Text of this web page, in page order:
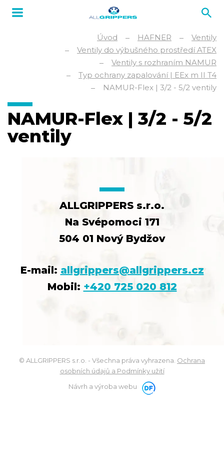
Úvod HAFNER
Ventily
Ventily do výbušného prostředí ATEX
Ventily s rozhraním NAMUR
Typ ochrany zapalování | EEx m II T4
NAMUR-Flex | 3/2 - 5/2 ventily
NAMUR-Flex | 3/2 - 5/2
ventily
ALLGRIPPERS s.r.o.
Na Svépomoci 171
504 01 Nový Bydžov
E-mail: allgrippers@allgrippers.cz
Mobil: +420 725 020 812
© ALLGRIPPERS s.r.o. - Všechna práva vyhrazena. Ochrana
osobních údajů a Podmínky užití
Návrh a výroba webu